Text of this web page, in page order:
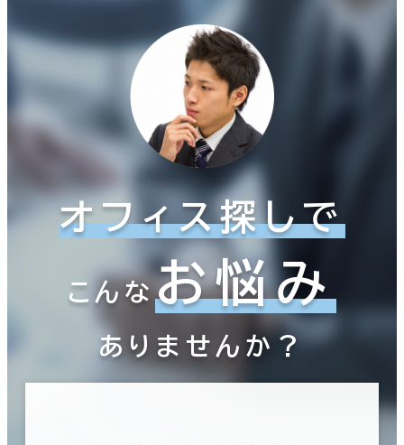
オフィス探しで
こんなお悩み
ありませんか？